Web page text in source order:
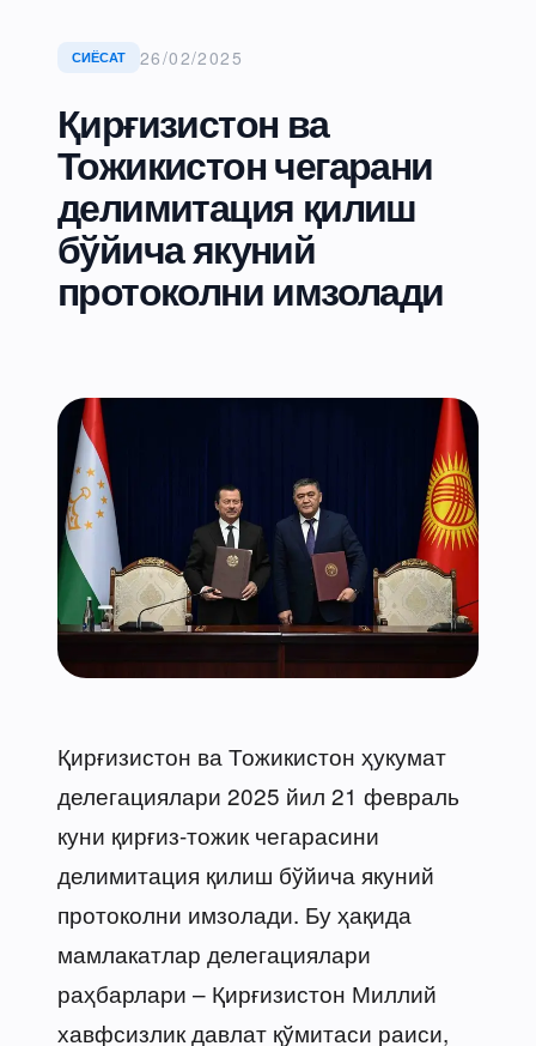
СИЁСАТ 26/02/2025
Қирғизистон ва
Тожикистон чегарани
делимитация қилиш
бўйича якуний
протоколни имзолади
Қирғизистон ва Тожикистон ҳукумат
делегациялари 2025 йил 21 февраль
куни қирғиз-тожик чегарасини
делимитация қилиш бўйича якуний
протоколни имзолади. Бу ҳақида
мамлакатлар делегациялари
раҳбарлари – Қирғизистон Миллий
хавфсизлик давлат қўмитаси раиси,